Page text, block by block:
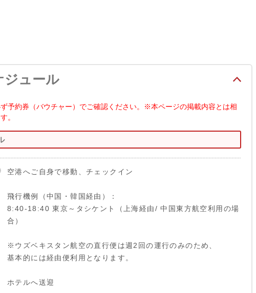
ジュール
予約券（バウチャー）でご確認ください。※本ページの掲載内容とは相
。
空港へご自身で移動、チェックイン
飛行機例（中国・韓国経由）：
8:40-18:40 東京～タシケント（上海経由/ 中国東方航空利用の場
合）
※ウズベキスタン航空の直行便は週2回の運行のみのため、
基本的には経由便利用となります。
ホテルへ送迎